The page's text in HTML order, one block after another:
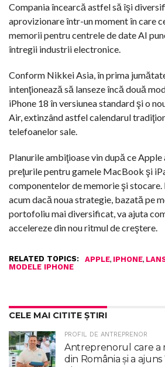
Compania încearcă astfel să îşi
aprovizionare într-un moment în care
memorii pentru centrele de date AI
întregii industrii electronice.
Conform Nikkei Asia, în prima
intenţionează să lanseze încă două
iPhone 18 în versiunea standard şi o
Air, extinzând astfel calendarul
telefoanelor sale.
Planurile ambiţioase vin după ce
preţurile pentru gamele MacBook şi
componentelor de memorie şi
acum dacă noua strategie, bazată pe
portofoliu mai diversificat, va ajuta
accelereze din nou ritmul de creştere.
RELATED TOPICS: APPLE, IPHONE,
MODELE IPHONE
CELE MAI CITITE ȘTIRI
PROFIL DE ANTREPRENOR
Antreprenorul care a
din România și a